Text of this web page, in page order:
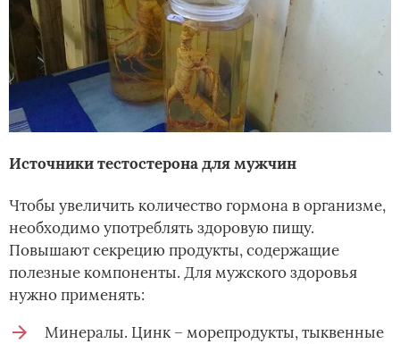
Источники тестостерона для мужчин
Чтобы увеличить количество гормона в организме,
необходимо употреблять здоровую пищу.
Повышают секрецию продукты, содержащие
полезные компоненты. Для мужского здоровья
нужно применять:
Минералы. Цинк – морепродукты, тыквенные